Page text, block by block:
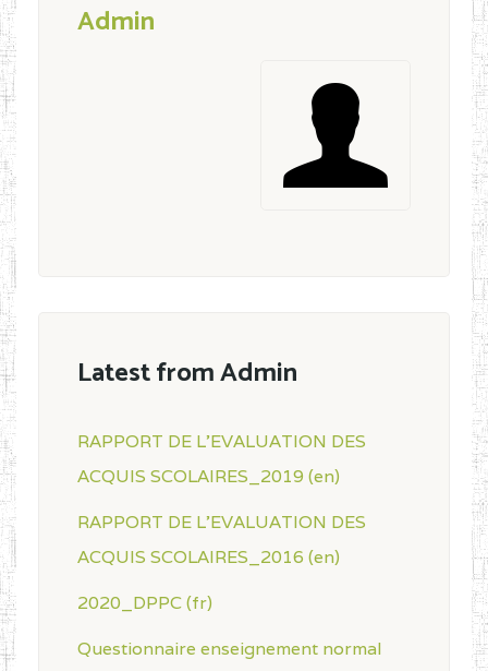
Admin
Latest from Admin
RAPPORT DE L'EVALUATION DES
ACQUIS SCOLAIRES_2019 (en)
RAPPORT DE L'EVALUATION DES
ACQUIS SCOLAIRES_2016 (en)
2020_DPPC (fr)
Questionnaire enseignement normal